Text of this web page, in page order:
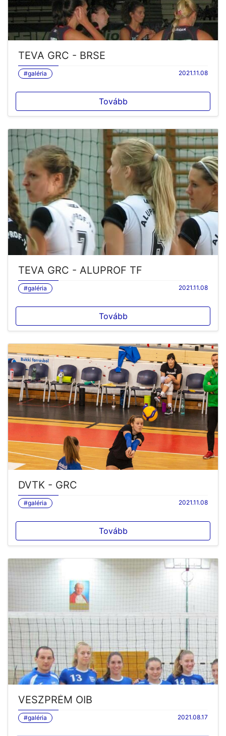
TEVA GRC - BRSE
#galéria 2021.11.08
Tovább
TEVA GRC - ALUPROF TF
#galéria 2021.11.08
Tovább
DVTK - GRC
#galéria 2021.11.08
Tovább
VESZPRÉM OIB
#galéria 2021.08.17